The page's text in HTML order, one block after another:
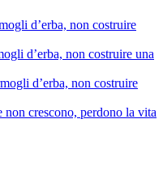
d’erba, non costruire
d’erba, non costruire una
d’erba, non costruire
non crescono, perdono la vita